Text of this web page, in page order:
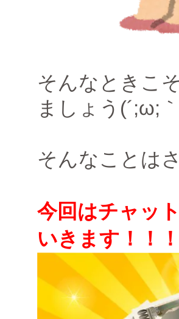
そんなときこ
ましょう(´;ω;
そんなことは
今回はチャッ
いきます！！！